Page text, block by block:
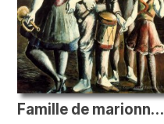
Famille de marionnettestistes